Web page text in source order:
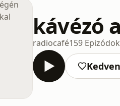
kávézó
radiocafé159 Epizódok